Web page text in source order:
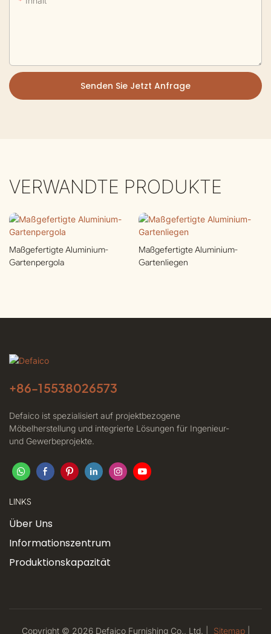
Senden Sie Jetzt Anfrage
VERWANDTE PRODUKTE
Maßgefertigte Aluminium-
Gartenpergola
Maßgefertigte Aluminium-
Gartenliegen
+86-15538026573
Defaico ist spezialisiert auf projektbezogene
Möbelherstellung und integrierte Lösungen für Ingenieur-
und Gewerbeprojekte.
LINKS
Über Uns
Informationszentrum
Produktionskapazität
Copyright © 2026 Defaico Furnishing Co., Ltd. | Sitemap